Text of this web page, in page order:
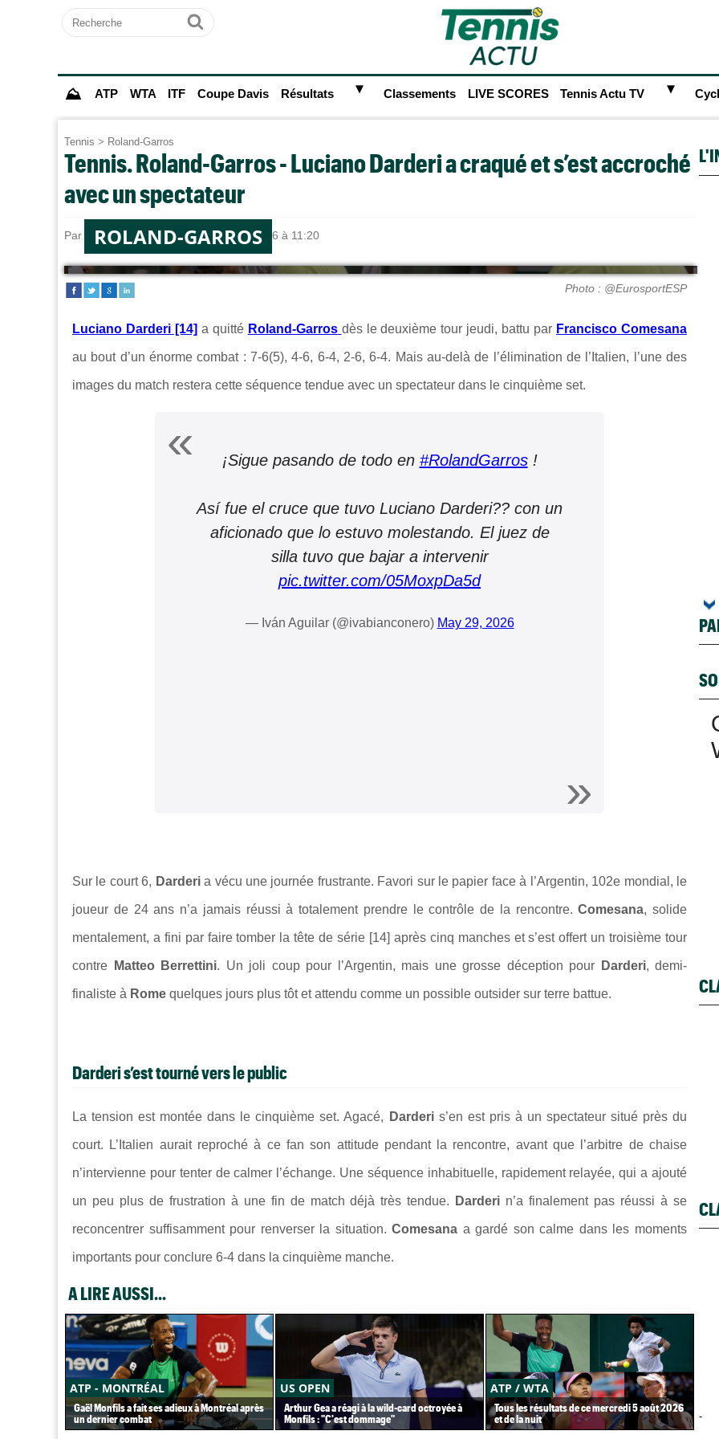
Recherche
Ok
⛰ ATP WTA ITF Coupe Davis Résultats ► Classements LIVE SCORES Tennis Actu TV ►
Tennis > Roland-Garros
Tennis. Roland-Garros - Luciano Darderi a craqué et s’est accroché
avec un spectateur
Par Alexandre HERCHEUXle 30/05/2026 à 11:20
ROLAND-GARROS
Photo : @EurosportESP
Luciano Darderi [14] a quitté Roland-Garros dès le deuxième tour jeudi, battu par Francisco Comesana
au bout d’un énorme combat : 7-6(5), 4-6, 6-4, 2-6, 6-4. Mais au-delà de l’élimination de l’Italien, l’une des
images du match restera cette séquence tendue avec un spectateur dans le cinquième set.
¡Sigue pasando de todo en #RolandGarros!
Así fue el cruce que tuvo Luciano Darderi?? con un
aficionado que lo estuvo molestando. El juez de
silla tuvo que bajar a intervenir
pic.twitter.com/05MoxpDa5d
— Iván Aguilar (@ivabianconero) May 29, 2026
Sur le court 6, Darderia vécu une journée frustrante. Favori sur le papier face à l’Argentin, 102e mondial, le
joueur de 24 ans n’a jamais réussi à totalement prendre le contrôle de la rencontre.Comesana, solide
mentalement, a fini par faire tomber la tête de série [14] après cinq manches et s’est offert un troisième tour
contre Matteo Berrettini. Un joli coup pour l’Argentin, mais une grosse déception pour Darderi, demi-
finaliste à Rome quelques jours plus tôt et attendu comme un possible outsider sur terre battue.
Darderi s’est tourné vers le public
La tension est montée dans le cinquième set. Agacé, Darderi s’en est pris à un spectateur situé près du
court. L’Italien aurait reproché à ce fan son attitude pendant la rencontre, avant que l’arbitre de chaise
n’intervienne pour tenter de calmer l’échange. Une séquence inhabituelle, rapidement relayée, qui a ajouté
un peu plus de frustration à une fin de match déjà très tendue. Darderi n’a finalement pas réussi à se
reconcentrer suffisamment pour renverser la situation.Comesana a gardé son calme dans les moments
importants pour conclure 6-4 dans la cinquième manche.
A LIRE AUSSI...
ATP - MONTRÉAL
Gaël Monfils a fait ses adieux à Montréal après
un dernier combat
US OPEN
Arthur Gea a réagi à la wild-card octroyée à
Monfils : "C'est dommage"
ATP / WTA
Tous les résultats de ce mercredi 5 août 2026
et de la nuit
-